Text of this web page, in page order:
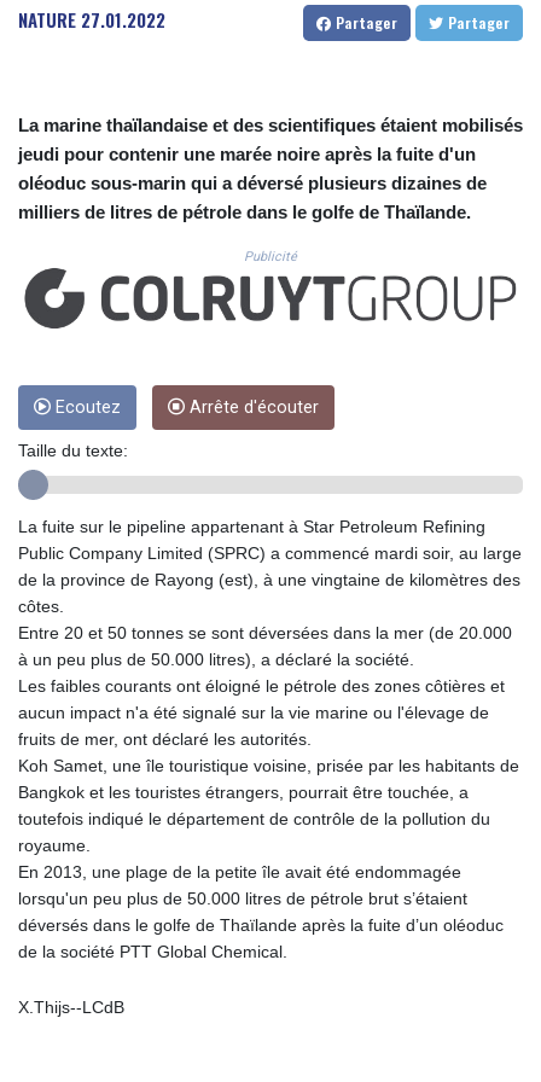
CUC 1.156136
CUP 30.637594
DKK 7.477932
DOP 67.345355
DZD 153.688625
EGP 57.293288
FJD 2.553384
FKP 0.8566
GGP 0.8566
GHS 13.596606
GMD 84.980421
GTQ 8.820142
GYD 241.849406
HKD 9.067746
HRK 7.536622
HTG 151.150865
HUF 363.096405
IDR 20580.370421
ILS 3.468234
IMP 0.8566
INR 109.992259
IQD 1515.115748
1590322.371805
ISK 142.598215
JEP 0.8566
JMD 183.583315
NATURE 27.01.2022 Partager Partager
La marine thaïlandaise et des scientifiques étaient mobilisés
jeudi pour contenir une marée noire après la fuite d'un
oléoduc sous-marin qui a déversé plusieurs dizaines de
milliers de litres de pétrole dans le golfe de Thaïlande.
Publicité
Ecoutez Arrête d'écouter
Taille du texte:
La fuite sur le pipeline appartenant à Star Petroleum Refining
Public Company Limited (SPRC) a commencé mardi soir, au large
de la province de Rayong (est), à une vingtaine de kilomètres des
côtes.
Entre 20 et 50 tonnes se sont déversées dans la mer (de 20.000
à un peu plus de 50.000 litres), a déclaré la société.
Les faibles courants ont éloigné le pétrole des zones côtières et
aucun impact n'a été signalé sur la vie marine ou l'élevage de
fruits de mer, ont déclaré les autorités.
Koh Samet, une île touristique voisine, prisée par les habitants de
Bangkok et les touristes étrangers, pourrait être touchée, a
toutefois indiqué le département de contrôle de la pollution du
royaume.
En 2013, une plage de la petite île avait été endommagée
lorsqu'un peu plus de 50.000 litres de pétrole brut s’étaient
déversés dans le golfe de Thaïlande après la fuite d’un oléoduc
de la société PTT Global Chemical.
X.Thijs--LCdB